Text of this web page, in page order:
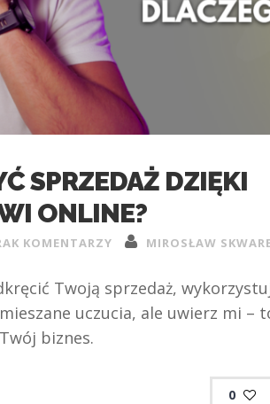
SPRZEDAŻ DZIĘKI
ONLINE?
KOMENTARZY MIROSŁAW
Twoją sprzedaż,
uczucia, ale uwierz mi –
biznes.
0